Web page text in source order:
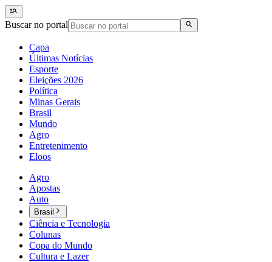
Buscar no portal
Capa
Últimas Notícias
Esporte
Eleições 2026
Política
Minas Gerais
Brasil
Mundo
Agro
Entretenimento
Eloos
Agro
Apostas
Auto
Brasil
Ciência e Tecnologia
Colunas
Copa do Mundo
Cultura e Lazer